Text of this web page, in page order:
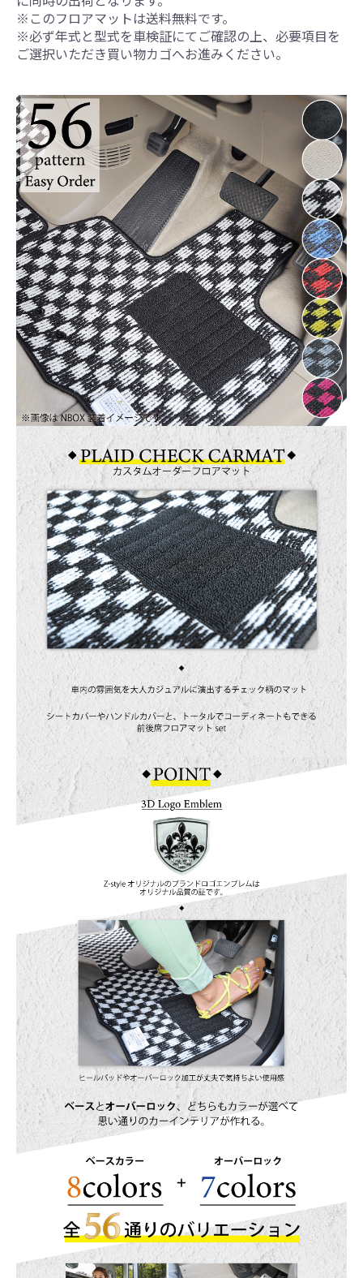
※このフロアマットは送料無料です。
※必ず年式と型式を車検証にてご確認の上、必要項目を
ご選択いただき買い物カゴへお進みください。